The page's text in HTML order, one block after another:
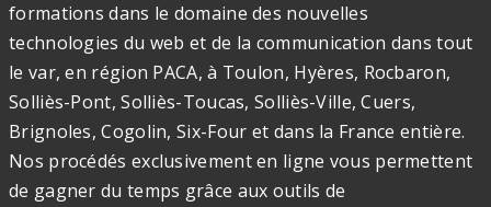
formations dans le domaine des nouvelles
technologies du web et de la communication dans tout
le var, en région PACA, à Toulon, Hyères, Rocbaron,
Solliès-Pont, Solliès-Toucas, Solliès-Ville, Cuers,
Brignoles, Cogolin, Six-Four et dans la France entière.
Nos procédés exclusivement en ligne vous permettent
de gagner du temps grâce aux outils de